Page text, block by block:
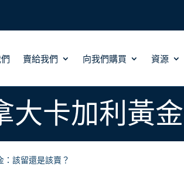
賣給我們 向我們購買 資源
大卡加利黃
：該留還是該賣？